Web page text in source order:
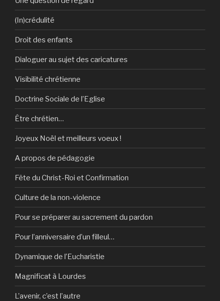
(In)crédulité
Droit des enfants
Dialoguer au sujet des caricatures
Visibilité chrétienne
Doctrine Sociale de l’Eglise
Être chrétien…
Joyeux Noël et meilleurs voeux !
A propos de pédagogie
Fête du Christ-Roi et Confirmation
Culture de la non-violence
Pour se préparer au sacrement du pardon
Pour l’anniversaire d’un filleul…
Dynamique de l’Eucharistie
Magnificat à Lourdes
L’avenir, c’est l’autre